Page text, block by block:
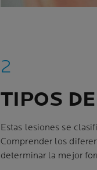
TIPOS
Estas lesiones se
Comprender los
determinar la mejor